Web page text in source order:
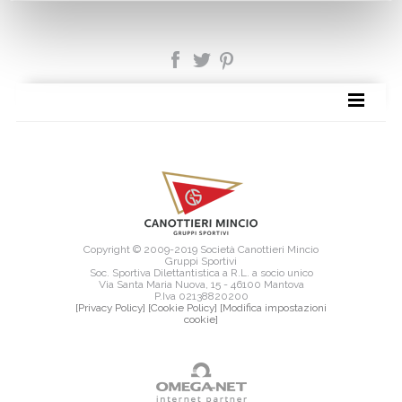
Copyright © 2009-2019 Società Canottieri Mincio
Gruppi Sportivi
Soc. Sportiva Dilettantistica a R.L. a socio unico
Via Santa Maria Nuova, 15 - 46100 Mantova
P.Iva 02138820200
[Privacy Policy] [Cookie Policy] [Modifica impostazioni
cookie]